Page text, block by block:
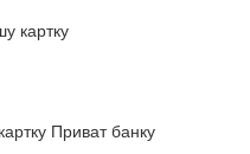
картку
Приват банку